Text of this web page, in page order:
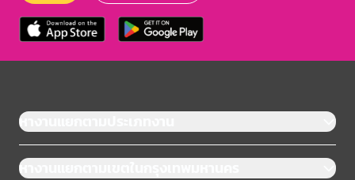
หางานแยกตามประเภทงาน
หางานแยกตามเขตในกรุงเทพมหานคร